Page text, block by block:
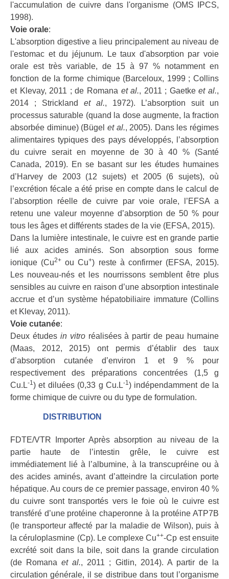
l'accumulation de cuivre dans l'organisme (OMS IPCS,
1998).
Voie orale:
L'absorption digestive a lieu principalement au niveau de
l'estomac et du jéjunum. Le taux d'absorption par voie
orale est très variable, de 15 à 97 % notamment en
fonction de la forme chimique (Barceloux, 1999 ; Collins
et Klevay, 2011 ; de Romana et al., 2011 ; Gaetkeet al.,
2014 ; Strickland
et al., 1972). L’absorption suit un
processus saturable (quand la dose augmente, la fraction
absorbée diminue) (Bügel et al., 2005). Dans les régimes
alimentaires typiques des pays développés, l’absorption
du cuivre serait en moyenne de 30 à 40 % (Santé
Canada, 2019). En se basant sur les études humaines
d’Harvey de 2003 (12 sujets) et 2005 (6 sujets), où
l’excrétion fécale a été prise en compte dans le calcul de
l’absorption réelle de cuivre par voie orale, l’EFSA a
retenu une valeur moyenne d’absorption de 50 % pour
tous les âges et différents stades de la vie (EFSA, 2015).
Dans la lumière intestinale, le cuivre est en grande partie
lié aux acides aminés. Son absorption sous forme
ionique (Cu2+ ou Cu+) reste à confirmer (EFSA, 2015).
Les nouveau-nés et les nourrissons semblent être plus
sensibles au cuivre en raison d’une absorption intestinale
accrue et d’un système hépatobiliaire immature (Collins
et Klevay, 2011).
Voie cutanée:
Deux études in vitroréalisées à partir de peau humaine
(Maas, 2012, 2015) ont permis d’établir des taux
d’absorption cutanée d’environ 1 et 9 % pour
respectivement des préparations concentrées (1,5 g
Cu.L-1) et diluées (0,33 g Cu.L-1) indépendamment de la
forme chimique de cuivre ou du type de formulation.
DISTRIBUTION
FDTE/VTR Importer Après absorption au niveau de la
partie haute de l’intestin grêle, le cuivre est
immédiatement lié à l’albumine, à la transcupréine ou à
des acides aminés, avant d’atteindre la circulation porte
hépatique. Au cours de ce premier passage, environ 40 %
du cuivre sont transportés vers le foie où le cuivre est
transféré d’une protéine chaperonne à la protéine ATP7B
(le transporteur affecté par la maladie de Wilson), puis à
la céruloplasmine (Cp). Le complexe Cu++-Cp est ensuite
excrété soit dans la bile, soit dans la grande circulation
(de Romana et al., 2011 ; Gitlin, 2014). A partir de la
circulation générale, il se distribue dans tout l’organisme